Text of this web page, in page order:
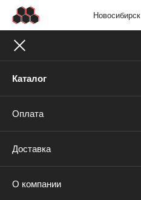
Новосибирск
Каталог
Оплата
Доставка
О компании